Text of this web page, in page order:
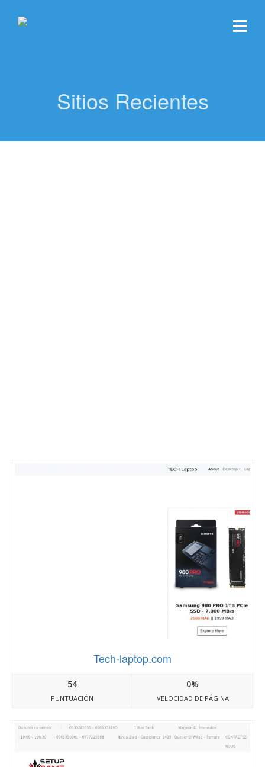
Sitios Recientes
Tech-laptop.com
54
PUNTUACIÓN
0%
VELOCIDAD DE PÁGINA